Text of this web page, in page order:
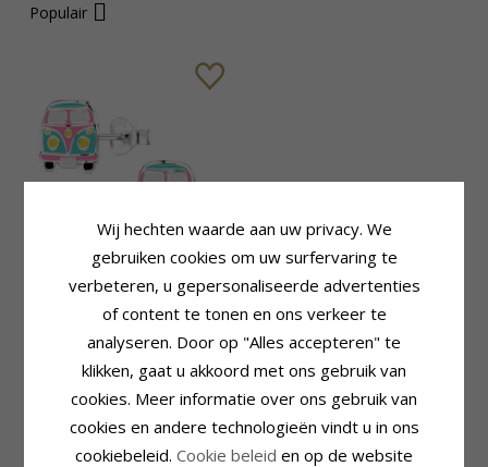
Populair
Auto kinder oorbellen in
zilver - Little Ones
CHANTI prijs 26,-
Wij hechten waarde aan uw privacy. We
gebruiken cookies om uw surfervaring te
verbeteren, u gepersonaliseerde advertenties
of content te tonen en ons verkeer te
analyseren. Door op "Alles accepteren" te
klikken, gaat u akkoord met ons gebruik van
cookies. Meer informatie over ons gebruik van
cookies en andere technologieën vindt u in ons
cookiebeleid. Cookie beleid en op de website